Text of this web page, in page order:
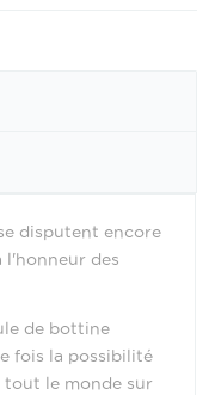
disputent encore
l'honneur des
de bottine
fois la possibilité
tout le monde sur